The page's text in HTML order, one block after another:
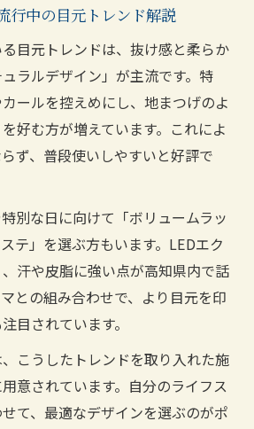
行中の目元トレンド解説
目元トレンドは、抜け感と柔らか
ラルデザイン」が主流です。特
ールを控えめにし、地まつげのよ
好む方が増えています。これによ
ず、普段使いしやすいと好評で
別な日に向けて「ボリュームラッ
テ」を選ぶ方もいます。LEDエク
汗や皮脂に強い点が高知県内で話
との組み合わせで、より目元を印
目されています。
こうしたトレンドを取り入れた施
意されています。自分のライフス
て、最適なデザインを選ぶのがポ